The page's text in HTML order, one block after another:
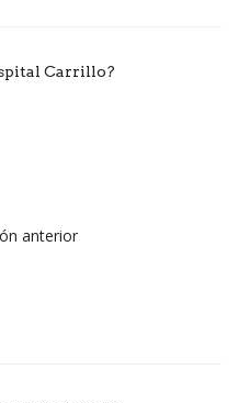
Carrillo?
anterior